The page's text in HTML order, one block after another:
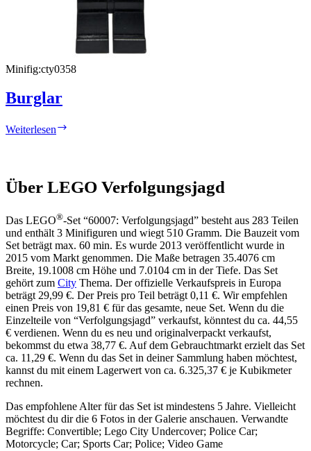
Minifig:cty0358
Burglar
Weiterlesen
Über LEGO Verfolgungsjagd
Das LEGO®-Set “60007: Verfolgungsjagd” besteht aus 283 Teilen
und enthält 3 Minifiguren und wiegt 510 Gramm. Die Bauzeit vom
Set beträgt max. 60 min. Es wurde 2013 veröffentlicht wurde in
2015 vom Markt genommen. Die Maße betragen 35.4076 cm
Breite, 19.1008 cm Höhe und 7.0104 cm in der Tiefe. Das Set
gehört zum City Thema. Der offizielle Verkaufspreis in Europa
beträgt 29,99 €. Der Preis pro Teil beträgt 0,11 €. Wir empfehlen
einen Preis von 19,81 € für das gesamte, neue Set. Wenn du die
Einzelteile von “Verfolgungsjagd” verkaufst, könntest du ca. 44,55
€ verdienen. Wenn du es neu und originalverpackt verkaufst,
bekommst du etwa 38,77 €. Auf dem Gebrauchtmarkt erzielt das Set
ca. 11,29 €. Wenn du das Set in deiner Sammlung haben möchtest,
kannst du mit einem Lagerwert von ca. 6.325,37 € je Kubikmeter
rechnen.
Das empfohlene Alter für das Set ist mindestens 5 Jahre. Vielleicht
möchtest du dir die 6 Fotos in der Galerie anschauen. Verwandte
Begriffe: Convertible; Lego City Undercover; Police Car;
Motorcycle; Car; Sports Car; Police; Video Game